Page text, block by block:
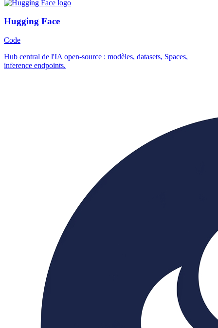
Hugging Face
Code
Hub central de l'IA open-source : modèles, datasets, Spaces,
inference endpoints.